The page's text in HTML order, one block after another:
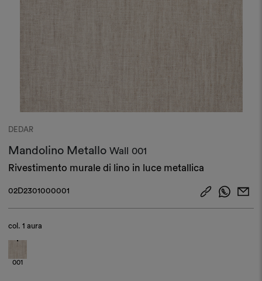
DEDAR
Mandolino MetalloWall
001
Rivestimento murale di lino in luce metallica
02D2301000001
col.1 aura
001